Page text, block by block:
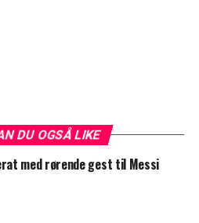
DU OGSÅ LIKE
med rørende gest til Messi